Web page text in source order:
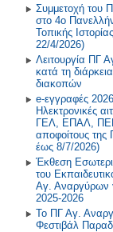
2014-2015
Παλαιότερη Έτη
Συμμετοχή του
στο 4ο
Τοπικής
22/4/2026)
Λειτουργία ΠΓ
κατά τη
διακοπών
e-εγγραφές
Ηλεκτρονικές
ΓΕΛ, ΕΠΑΛ,
αποφοίτους της
έως 8/7/2026)
Έκθεση
του
Αγ. Αναργύρων
2025-2026
Το ΠΓ Αγ.
Φεστιβάλ